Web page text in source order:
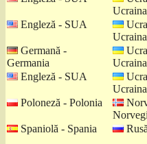
Ucraina
Engleză - SUA
Ucraina
Germană -
Germania
Ucraina
Engleză - SUA
Ucraina
Poloneză - Polonia
Spaniolă - Spania